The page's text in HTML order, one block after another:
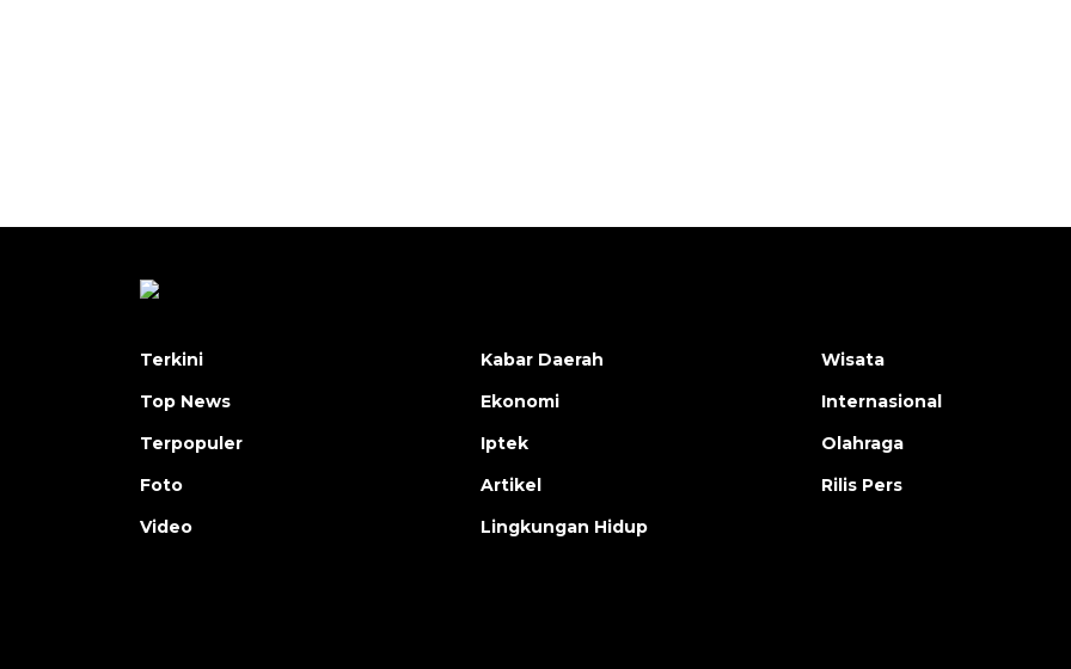
Terkini
Top News
Terpopuler
Foto
Video
Kabar Daerah
Ekonomi
Iptek
Artikel
Lingkungan Hidup
Wisata
Internasional
Olahraga
Rilis Pers